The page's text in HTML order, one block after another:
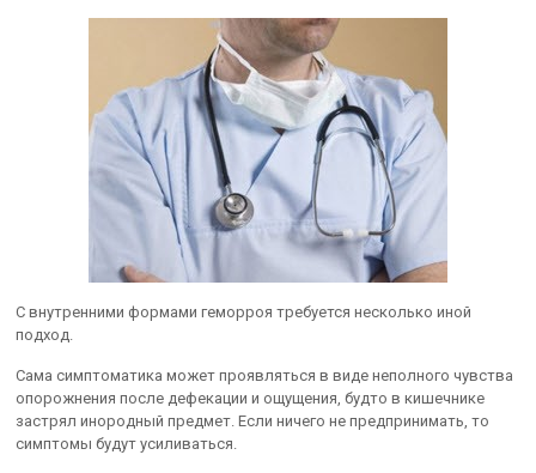
С внутренними формами геморроя требуется несколько иной
подход.
Сама симптоматика может проявляться в виде неполного чувства
опорожнения после дефекации и ощущения, будто в кишечнике
застрял инородный предмет. Если ничего не предпринимать, то
симптомы будут усиливаться.